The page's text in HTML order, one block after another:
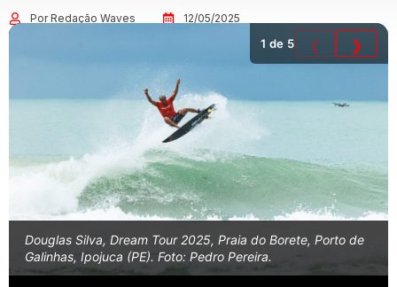
Por Redação Waves 12/05/2025
Douglas Silva, Dream Tour 2025, Praia do Borete, Porto de
Galinhas, Ipojuca (PE). Foto: Pedro Pereira.
1 de 5 ❮ ❯